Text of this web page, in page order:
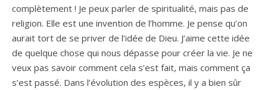
complètement ! Je peux parler de spiritualité, mais pas de
religion. Elle est une invention de l’homme. Je pense qu’on
aurait tort de se priver de l’idée de Dieu. J’aime cette idée
de quelque chose qui nous dépasse pour créer la vie. Je ne
veux pas savoir comment cela s’est fait, mais comment ça
s’est passé. Dans l’évolution des espèces, il y a bien sûr